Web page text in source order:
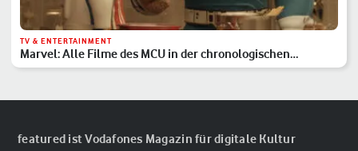
TV & ENTERTAINMENT
Marvel: Alle Filme des MCU in der chronologischen
Reihenfolge
featured ist Vodafones Magazin für digitale Kultur